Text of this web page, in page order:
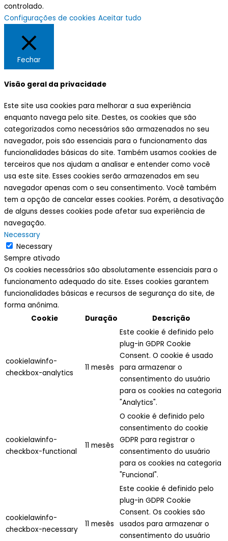
controlado.
Configurações de cookies Aceitar tudo
Fechar
Visão geral da privacidade
Este site usa cookies para melhorar a sua experiência
enquanto navega pelo site. Destes, os cookies que são
categorizados como necessários são armazenados no seu
navegador, pois são essenciais para o funcionamento das
funcionalidades básicas do site. Também usamos cookies de
terceiros que nos ajudam a analisar e entender como você
usa este site. Esses cookies serão armazenados em seu
navegador apenas com o seu consentimento. Você também
tem a opção de cancelar esses cookies. Porém, a desativação
de alguns desses cookies pode afetar sua experiência de
navegação.
Necessary
Necessary
Sempre ativado
Os cookies necessários são absolutamente essenciais para o
funcionamento adequado do site. Esses cookies garantem
funcionalidades básicas e recursos de segurança do site, de
forma anônima.
Cookie
Duração Descrição
cookielawinfo-
checkbox-analytics
11 mesês
Este cookie é definido pelo
plug-in GDPR Cookie
Consent. O cookie é usado
para armazenar o
consentimento do usuário
para os cookies na categoria
"Analytics".
cookielawinfo-
checkbox-functional
11 mesês
O cookie é definido pelo
consentimento do cookie
GDPR para registrar o
consentimento do usuário
para os cookies na categoria
"Funcional".
cookielawinfo-
checkbox-necessary
11 mesês
Este cookie é definido pelo
plug-in GDPR Cookie
Consent. Os cookies são
usados para armazenar o
consentimento do usuário